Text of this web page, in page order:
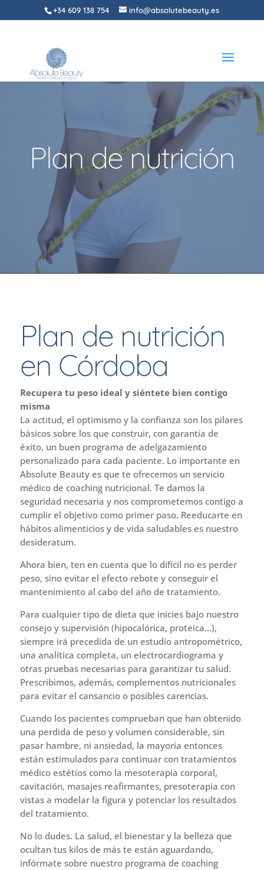
+34 609 138 754 info@absolutebeauty.es
Plan de nutrición
Plan de nutrición
en Córdoba
Recupera tu peso ideal y siéntete bien contigo
misma
La actitud, el optimismo y la confianza son los pilares
básicos sobre los que construir, con garantía de
éxito, un buen programa de adelgazamiento
personalizado para cada paciente. Lo importante en
Absolute Beauty es que te ofrecemos un servicio
médico de coaching nutricional. Te damos la
seguridad necesaria y nos comprometemos contigo a
cumplir el objetivo como primer paso. Reeducarte en
hábitos alimenticios y de vida saludables es nuestro
desideratum.
Ahora bien, ten en cuenta que lo difícil no es perder
peso, sino evitar el efecto rebote y conseguir el
mantenimiento al cabo del año de tratamiento.
Para cualquier tipo de dieta que inicies bajo nuestro
consejo y supervisión (hipocalórica, proteica…),
siempre irá precedida de un estudio antropométrico,
una analítica completa, un electrocardiograma y
otras pruebas necesarias para garantizar tu salud.
Prescribimos, además, complementos nutricionales
para evitar el cansancio o posibles carencias.
Cuando los pacientes comprueban que han obtenido
una perdida de peso y volumen considerable, sin
pasar hambre, ni ansiedad, la mayoría entonces
están estimulados para continuar con tratamientos
médico estétios como la mesoterapia corporal,
cavitación, masajes reafirmantes, presoterapia con
vistas a modelar la figura y potenciar los resultados
del tratamiento.
No lo dudes. La salud, el bienestar y la belleza que
ocultan tus kilos de más te están aguardando,
infórmate sobre nuestro programa de coaching